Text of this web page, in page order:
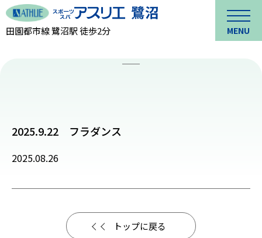
田園都市線 鷺沼駅 徒歩2分 MENU
2025.9.22 フラダンス
2025.08.26
トップに戻る